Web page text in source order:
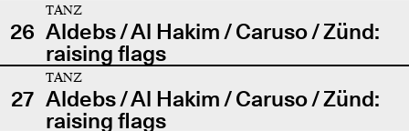
26
TANZ
Aldebs / Al Hakim / Caruso / Zünd:
raising flags
27
TANZ
Aldebs / Al Hakim / Caruso / Zünd:
raising flags